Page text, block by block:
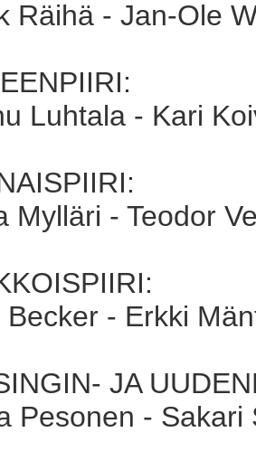
Räihä - Jan-Ole
Luhtala - Kari
Mylläri - Teodor
Becker - Erkki
JA
Pesonen - Sakari